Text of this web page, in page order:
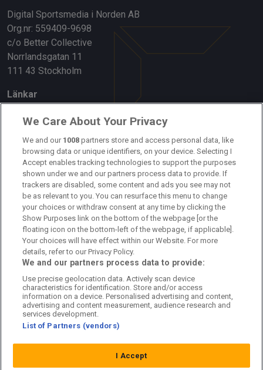
Digital Sportsmedia i Norden AB
Org.nr: 559409-9698
c/o Better Collective
Norrlandsgatan 11
111 43 Stockholm
Länkar
Om oss
Kontakta oss
Kundtjänst
Sponsor: Rekatochklart
Annonsera på Fotbolldirekt
Redaktionell policy
Personuppgiftspolicy
Cookiepolicy
Arkiv
We Care About Your Privacy
We and our 1008 partners store and access personal data, like
browsing data or unique identifiers, on your device. Selecting I
Accept enables tracking technologies to support the purposes
shown under we and our partners process data to provide. If
trackers are disabled, some content and ads you see may not
be as relevant to you. You can resurface this menu to change
your choices or withdraw consent at any time by clicking the
Show Purposes link on the bottom of the webpage [or the
floating icon on the bottom-left of the webpage, if applicable].
Your choices will have effect within our Website. For more
details, refer to our Privacy Policy.
We and our partners process data to provide:
Use precise geolocation data. Actively scan device
characteristics for identification. Store and/or access
information on a device. Personalised advertising and content,
advertising and content measurement, audience research and
services development.
List of Partners (vendors)
I Accept